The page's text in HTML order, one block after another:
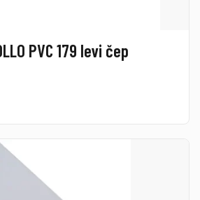
PVC 179 levi čep